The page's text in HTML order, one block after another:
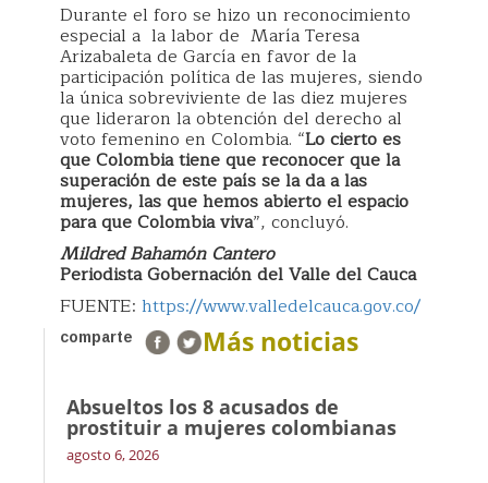
Durante el foro se hizo un reconocimiento
especial a la labor de María Teresa
Arizabaleta de García en favor de la
participación política de las mujeres, siendo
la única sobreviviente de las diez mujeres
que lideraron la obtención del derecho al
voto femenino en Colombia. “Lo cierto es
que Colombia tiene que reconocer que la
superación de este país se la da a las
mujeres, las que hemos abierto el espacio
para que Colombia viva”, concluyó.
Mildred Bahamón Cantero
Periodista Gobernación del Valle del Cauca
FUENTE: https://www.valledelcauca.gov.co/
comparte Más noticias
Absueltos los 8 acusados de
prostituir a mujeres colombianas
agosto 6, 2026